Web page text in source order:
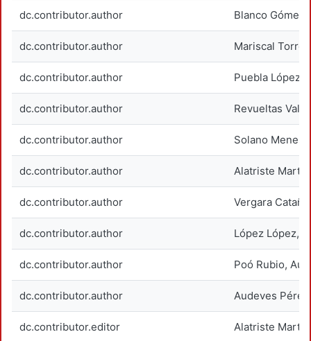
dc.contributor.author Blanco
dc.contributor.author Mariscal
dc.contributor.author Puebla López,
dc.contributor.author Revueltas
dc.contributor.author Solano
dc.contributor.author Alatriste
dc.contributor.author Vergara
dc.contributor.author López López,
dc.contributor.author Poó Rubio,
dc.contributor.author Audeves
dc.contributor.editor Alatriste